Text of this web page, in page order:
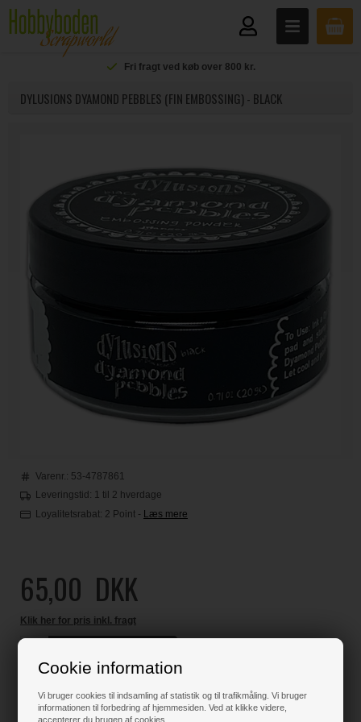
Cookie information
Vi bruger cookies til indsamling af statistik og til trafikmåling. Vi bruger
informationen til forbedring af hjemmesiden. Ved at klikke videre,
accepterer du brugen af cookies.
Fri fragt ved køb over 800 kr.
DYLUSIONS DYAMOND PEBBLES (FIN EMBOSSING) - BLACK
Varenr.: 53-4787861
Leveringstid: 1 til 2 hverdage
Loyalitetsrabat: 2 Point - Læs mere
65,00 DKK
Klik her for pris inkl. fragt
Varen er på lager